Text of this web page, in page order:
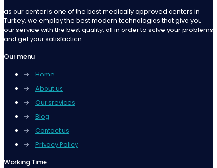
as our center is one of the best medically approved centers in
Turkey, we employ the best modern technologies that give you
our service with the best quality, all in order to solve your problems
and get your satisfaction.
Our menu
→
Home
→
About us
→
Our srevices
→
Blog
→
Contact us
→
Privacy Policy
Working Time